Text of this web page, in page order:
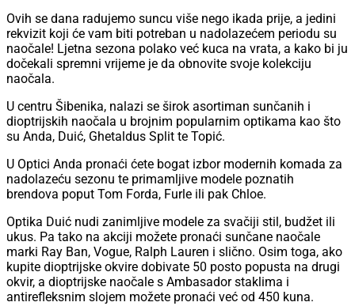
Ovih se dana radujemo suncu više nego ikada prije, a jedini
rekvizit koji će vam biti potreban u nadolazećem periodu su
naočale! Ljetna sezona polako već kuca na vrata, a kako bi ju
dočekali spremni vrijeme je da obnovite svoje kolekciju
naočala.
U centru Šibenika, nalazi se širok asortiman sunčanih i
dioptrijskih naočala u brojnim popularnim optikama kao što
su Anda, Duić, Ghetaldus Split te Topić.
U Optici Anda pronaći ćete bogat izbor modernih komada za
nadolazeću sezonu te primamljive modele poznatih
brendova poput Tom Forda, Furle ili pak Chloe.
Optika Duić nudi zanimljive modele za svačiji stil, budžet ili
ukus. Pa tako na akciji možete pronaći sunčane naočale
marki Ray Ban, Vogue, Ralph Lauren i slično. Osim toga, ako
kupite dioptrijske okvire dobivate 50 posto popusta na drugi
okvir, a dioptrijske naočale s Ambasador staklima i
antirefleksnim slojem možete pronaći već od 450 kuna.